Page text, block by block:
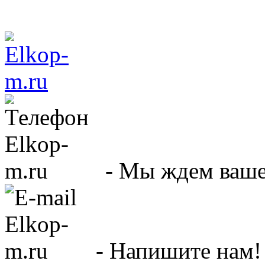
- Мы ждем
- Напишите нам!